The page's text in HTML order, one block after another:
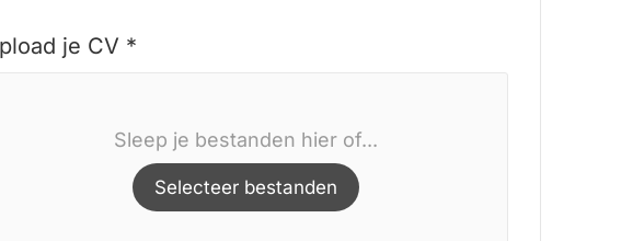
je CV *
Sleep je bestanden hier of...
Selecteer bestanden